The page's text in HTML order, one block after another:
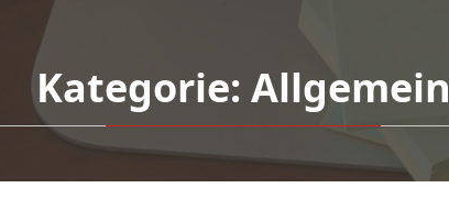
Kategorie: Allgemein